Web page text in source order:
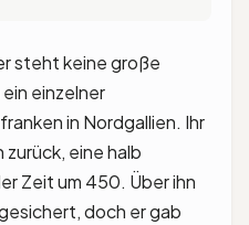
steht keine große
einzelner
in Nordgallien. Ihr
eine halb
Zeit um 450. Über ihn
doch er gab